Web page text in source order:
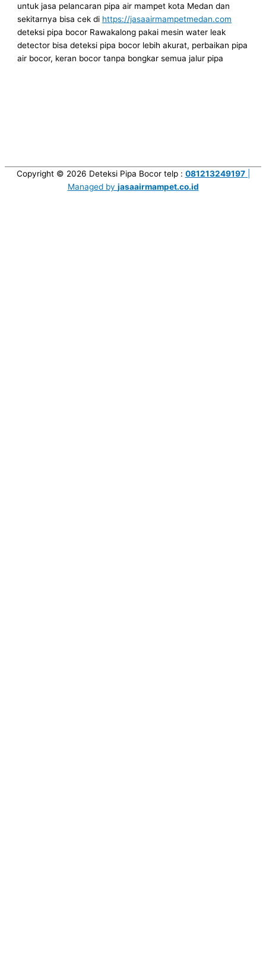
untuk jasa pelancaran pipa air mampet kota Medan dan
sekitarnya bisa cek di https://jasaairmampetmedan.com
deteksi pipa bocor Rawakalong pakai mesin water leak
detector bisa deteksi pipa bocor lebih akurat, perbaikan pipa
air bocor, keran bocor tanpa bongkar semua jalur pipa
Copyright © 2026 Deteksi Pipa Bocortelp : 081213249197|
Managed by jasaairmampet.co.id